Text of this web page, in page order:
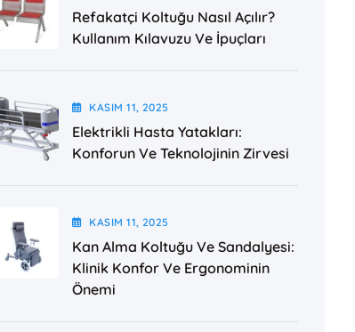
Refakatçi Koltuğu Nasıl Açılır?
Kullanım Kılavuzu Ve İpuçları
KASIM11, 2025
Elektrikli Hasta Yatakları:
Konforun Ve Teknolojinin Zirvesi
KASIM11, 2025
Kan Alma Koltuğu Ve Sandalyesi:
Klinik Konfor Ve Ergonominin
Önemi